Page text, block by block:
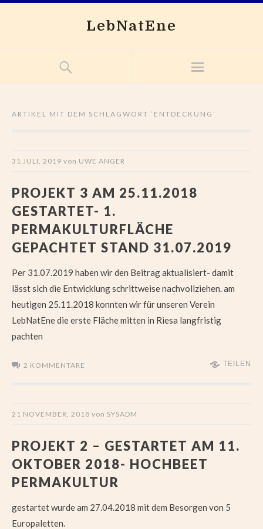
LebNatEne
ARTIKEL MIT DEM SCHLAGWORT ‘ ENTDECKUNG ’
31 JULI, 2019 von UWE ANGER
PROJEKT 3 AM 25.11.2018
GESTARTET- 1.
PERMAKULTURFLÄCHE
GEPACHTET STAND 31.07.2019
Per 31.07.2019 haben wir den Beitrag aktualisiert- damit
lässt sich die Entwicklung schrittweise nachvollziehen. am
heutigen 25.11.2018 konnten wir für unseren Verein
LebNatEne die erste Fläche mitten in Riesa langfristig
pachten
2 KOMMENTARE TEILEN
21 NOVEMBER, 2018 von SYSADM
PROJEKT 2 – GESTARTET AM 11.
OKTOBER 2018- HOCHBEET
PERMAKULTUR
gestartet wurde am 27.04.2018 mit dem Besorgen von 5
Europaletten.